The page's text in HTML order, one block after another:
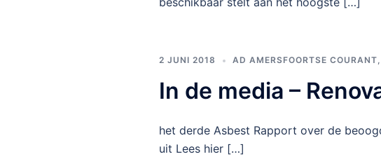
2 JUNI 2018 AD AMERSFOORTSE COURANT,
In de media –
het derde Asbest Rapport over de
uit Lees hier […]